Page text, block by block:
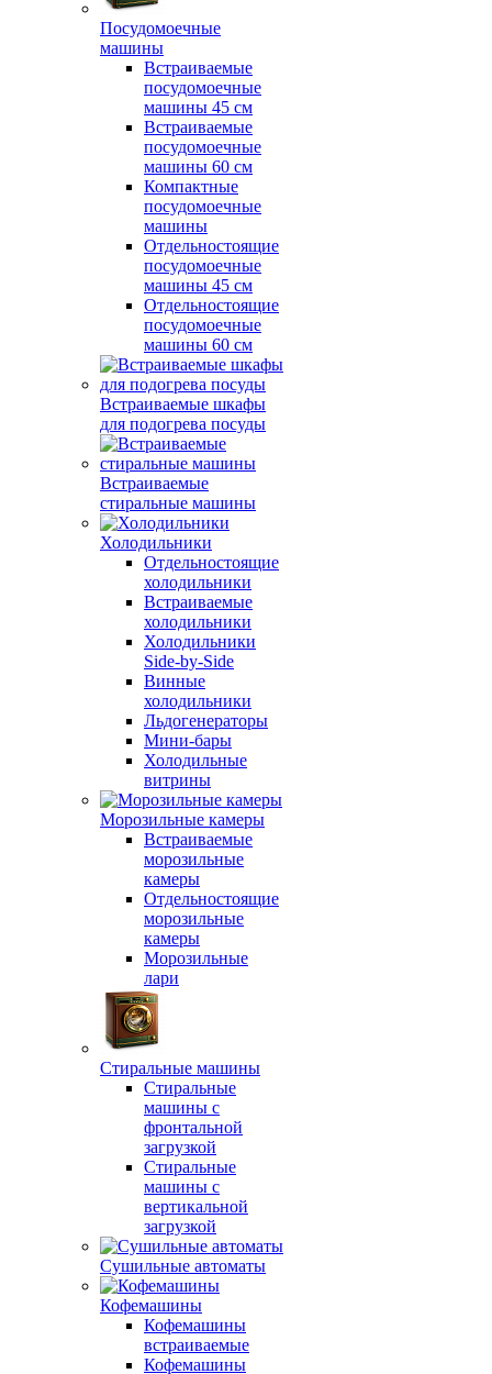
Посудомоечные
машины
Встраиваемые
посудомоечные
машины 45 см
Встраиваемые
посудомоечные
машины 60 см
Компактные
посудомоечные
машины
Отдельностоящие
посудомоечные
машины 45 см
Отдельностоящие
посудомоечные
машины 60 см
Встраиваемые шкафы
для подогрева посуды
Встраиваемые
стиральные машины
Холодильники
Отдельностоящие
холодильники
Встраиваемые
холодильники
Холодильники
Side-by-Side
Винные
холодильники
Льдогенераторы
Мини-бары
Холодильные
витрины
Морозильные камеры
Встраиваемые
морозильные
камеры
Отдельностоящие
морозильные
камеры
Морозильные
лари
Стиральные машины
Стиральные
машины с
фронтальной
загрузкой
Стиральные
машины с
вертикальной
загрузкой
Сушильные автоматы
Кофемашины
Кофемашины
встраиваемые
Кофемашины